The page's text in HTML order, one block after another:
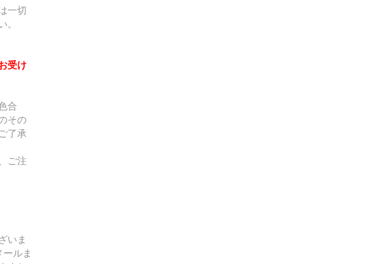
一切
。
受け
合
その
了承
ご注
いま
ルま